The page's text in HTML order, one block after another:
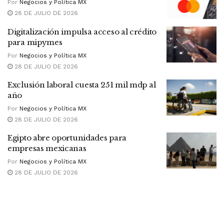
Por Negocios y Política MX
28 DE JULIO DE 2026
Digitalización impulsa acceso al crédito
para mipymes
Por Negocios y Política MX
28 DE JULIO DE 2026
Exclusión laboral cuesta 251 mil mdp al
año
Por Negocios y Política MX
28 DE JULIO DE 2026
Egipto abre oportunidades para
empresas mexicanas
Por Negocios y Política MX
28 DE JULIO DE 2026